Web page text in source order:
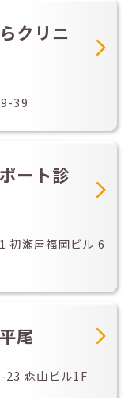
クリニ
39
ート診
初瀬屋福岡ビル 6
尾
23 森山ビル1F